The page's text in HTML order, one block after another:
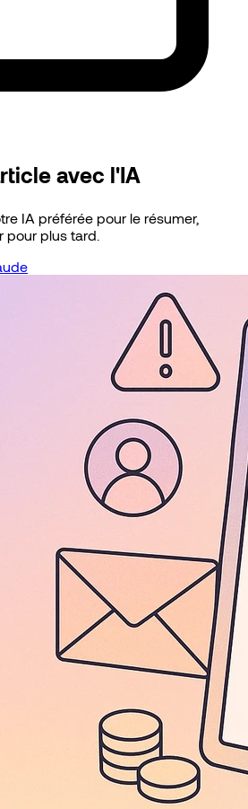
avec l'IA
IA préférée pour le résumer,
pour plus tard.